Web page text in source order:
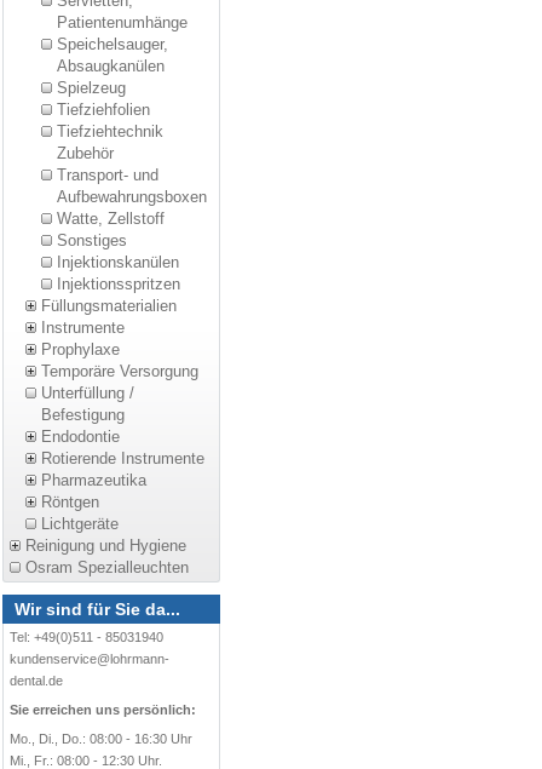
Patientenumhänge
Speichelsauger,
Absaugkanülen
Spielzeug
Tiefziehfolien
Tiefziehtechnik
Zubehör
Transport- und
Aufbewahrungsboxen
Watte, Zellstoff
Sonstiges
Injektionskanülen
Injektionsspritzen
Füllungsmaterialien
Instrumente
Prophylaxe
Temporäre Versorgung
Unterfüllung /
Befestigung
Endodontie
Rotierende Instrumente
Pharmazeutika
Röntgen
Lichtgeräte
Reinigung und Hygiene
Osram Spezialleuchten
Wir sind für Sie da...
Tel: +49(0)511 - 85031940
kundenservice@lohrmann-
dental.de
Sie erreichen uns persönlich:
Mo., Di., Do.: 08:00 - 16:30 Uhr
Mi., Fr.: 08:00 - 12:30 Uhr.